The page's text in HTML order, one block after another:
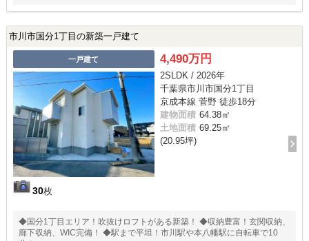
市川市国分1丁目の新築一戸建て
一戸建て
30枚
4,490万円
2SLDK / 2026年
千葉県市川市国分1丁目
京成本線 菅野 徒歩18分
建物面積 64.38㎡
土地面積 69.25㎡
(20.95坪)
◆国分1丁目エリア！吹抜けロフトがある新築！ ◆収納豊富！玄関収納、
廊下収納、WIC完備！ ◆駅まで平坦！市川駅や本八幡駅に自転車で10